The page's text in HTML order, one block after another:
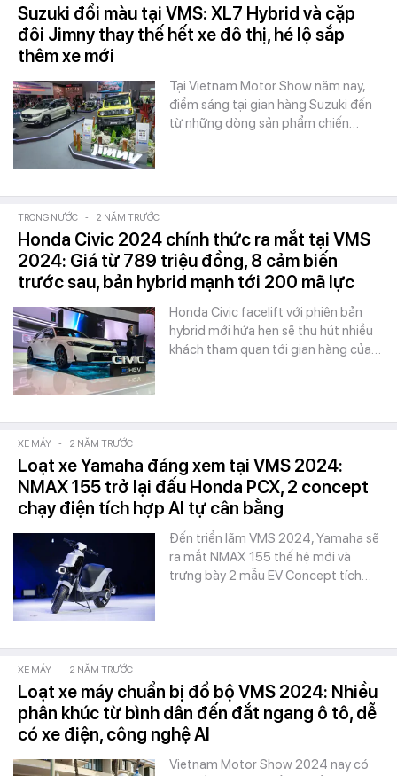
Suzuki đổi màu tại VMS: XL7 Hybrid và cặp
đôi Jimny thay thế hết xe đô thị, hé lộ sắp
thêm xe mới
Tại Vietnam Motor Show năm nay,
điểm sáng tại gian hàng Suzuki đến
từ những dòng sản phẩm chiến…
TRONG NƯỚC - 2 NĂM TRƯỚC
Honda Civic 2024 chính thức ra mắt tại VMS
2024: Giá từ 789 triệu đồng, 8 cảm biến
trước sau, bản hybrid mạnh tới 200 mã lực
Honda Civic facelift với phiên bản
hybrid mới hứa hẹn sẽ thu hút nhiều
khách tham quan tới gian hàng của…
XE MÁY - 2 NĂM TRƯỚC
Loạt xe Yamaha đáng xem tại VMS 2024:
NMAX 155 trở lại đấu Honda PCX, 2 concept
chạy điện tích hợp AI tự cân bằng
Đến triển lãm VMS 2024, Yamaha sẽ
ra mắt NMAX 155 thế hệ mới và
trưng bày 2 mẫu EV Concept tích…
XE MÁY - 2 NĂM TRƯỚC
Loạt xe máy chuẩn bị đổ bộ VMS 2024: Nhiều
phân khúc từ bình dân đến đắt ngang ô tô, dễ
có xe điện, công nghệ AI
Vietnam Motor Show 2024 nay có